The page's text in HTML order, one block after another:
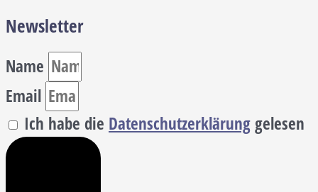
Newsletter
Name
Email
Ich habe die Datenschutzerklärunggelesen